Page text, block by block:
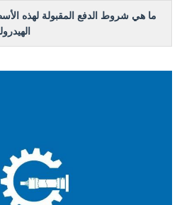
ما هي شروط الدفع المقبولة لهذه الأسطوانة
الهيدروليكية؟